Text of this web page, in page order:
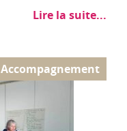
Lire la suite...
Accompagnement